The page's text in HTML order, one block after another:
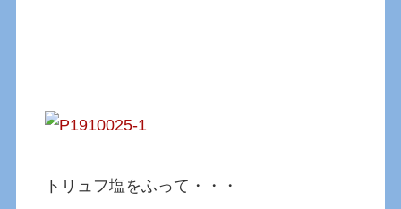
トリュフ塩をふって・・・